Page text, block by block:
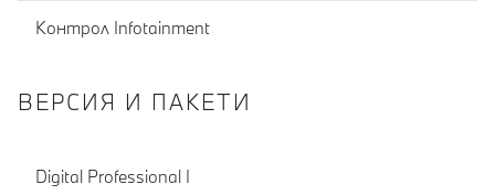
Контрол Infotainment
ВЕРСИЯ И ПАКЕТИ
Digital Professional I